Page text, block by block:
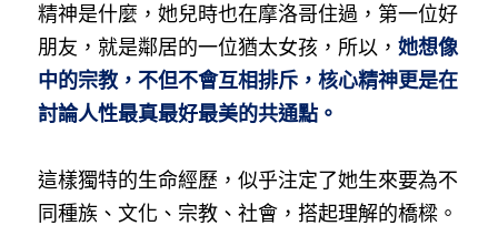
精神是什麼，她兒時也在摩洛哥住過，第一位好
朋友，就是鄰居的一位猶太女孩，所以， 她想像
中的宗教，不但不會互相排斥，核心精神更是在
討論人性最真最好最美的共通點。
這樣獨特的生命經歷，似乎注定了她生來要為不
同種族、文化、宗教、社會，搭起理解的橋樑。